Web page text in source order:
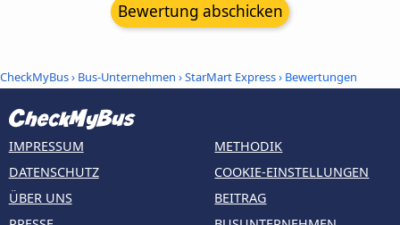
Bewertung abschicken
CheckMyBus› Bus-Unternehmen ›StarMart Express› Bewertungen
IMPRESSUM
DATENSCHUTZ
ÜBER UNS
METHODIK
COOKIE-EINSTELLUNGEN
BEITRAG